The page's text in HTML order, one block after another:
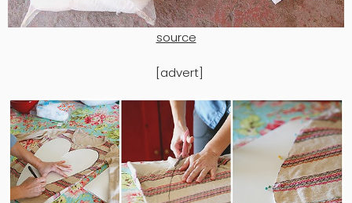
source
[advert]